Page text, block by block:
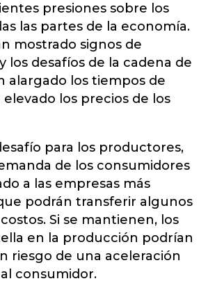
presiones sobre los
las partes de la economía.
mostrado signos de
los desafíos de la cadena de
alargado los tiempos de
los precios de los
para los productores,
de los consumidores
a las empresas más
podrán transferir algunos
Si se mantienen, los
en la producción podrían
riesgo de una aceleración
consumidor.